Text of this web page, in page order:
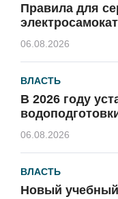
Правила для
06.08.2026
ВЛАСТЬ
В 2026 году
06.08.2026
ВЛАСТЬ
Новый учебный